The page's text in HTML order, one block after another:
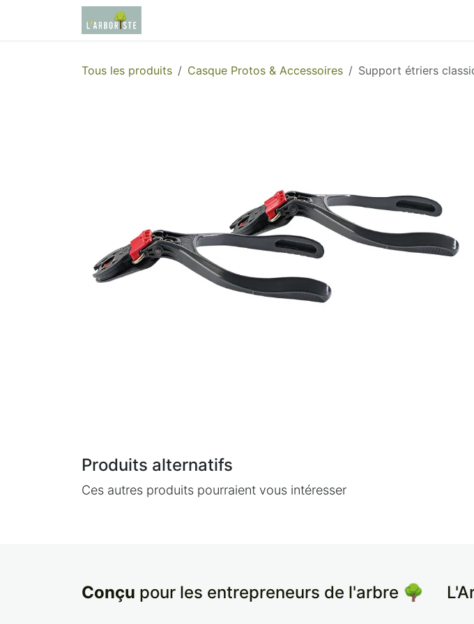
Se rendre au contenu
Tous les produits Casque Protos & Accessoires Support étriers
Produits alternatifs
Ces autres produits pourraient vous intéresser
Conçu pour les entrepreneurs de l'arbre 🌳